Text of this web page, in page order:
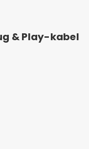
& Play-kabel